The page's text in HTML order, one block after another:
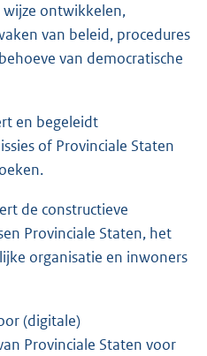
wijze ontwikkelen,
van beleid, procedures
van democratische
en begeleidt
of Provinciale Staten
de constructieve
Provinciale Staten, het
organisatie en inwoners
(digitale)
Provinciale Staten voor